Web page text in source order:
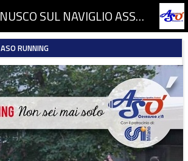
ASO CERNUSCO SUL NAVIGLIO ASSOCIAZIONE SPORTIVA DILETTANTISTICA
ASO RUNNING